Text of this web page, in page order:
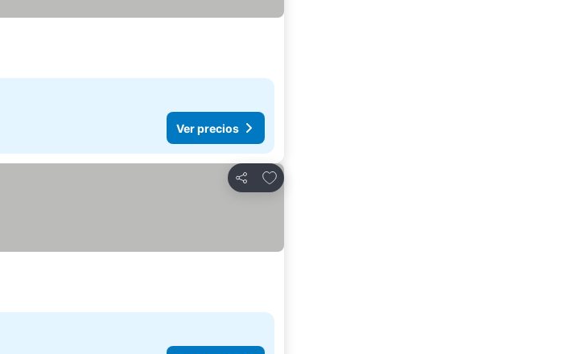
Ver precios
Compartir
Agregar a favoritos